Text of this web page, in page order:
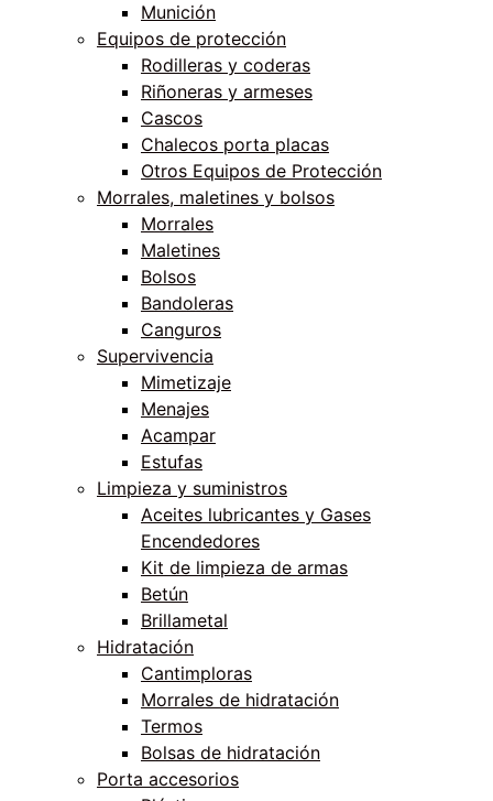
Munición
Equipos de protección
Rodilleras y coderas
Riñoneras y armeses
Cascos
Chalecos porta placas
Otros Equipos de Protección
Morrales, maletines y bolsos
Morrales
Maletines
Bolsos
Bandoleras
Canguros
Supervivencia
Mimetizaje
Menajes
Acampar
Estufas
Limpieza y suministros
Aceites lubricantes y Gases
Encendedores
Kit de limpieza de armas
Betún
Brillametal
Hidratación
Cantimploras
Morrales de hidratación
Termos
Bolsas de hidratación
Porta accesorios